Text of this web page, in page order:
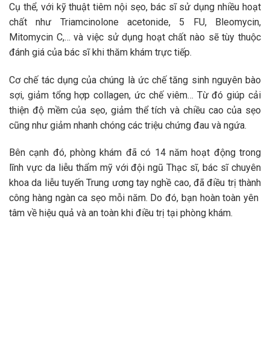
Cụ thể, với kỹ thuật tiêm nội sẹo, bác sĩ sử dụng nhiều hoạt
chất như Triamcinolone acetonide, 5 FU, Bleomycin,
Mitomycin C,… và việc sử dụng hoạt chất nào sẽ tùy thuộc
đánh giá của bác sĩ khi thăm khám trực tiếp.
Cơ chế tác dụng của chúng là ức chế tăng sinh nguyên bào
sợi, giảm tổng hợp collagen, ức chế viêm… Từ đó giúp cải
thiện độ mềm của sẹo, giảm thể tích và chiều cao của sẹo
cũng như giảm nhanh chóng các triệu chứng đau và ngứa.
Bên cạnh đó, phòng khám đã có 14 năm hoạt động trong
lĩnh vực da liễu thẩm mỹ với đội ngũ Thạc sĩ, bác sĩ chuyên
khoa da liễu tuyến Trung ương tay nghề cao, đã điều trị thành
công hàng ngàn ca sẹo mỗi năm. Do đó, bạn hoàn toàn yên
tâm về hiệu quả và an toàn khi điều trị tại phòng khám.